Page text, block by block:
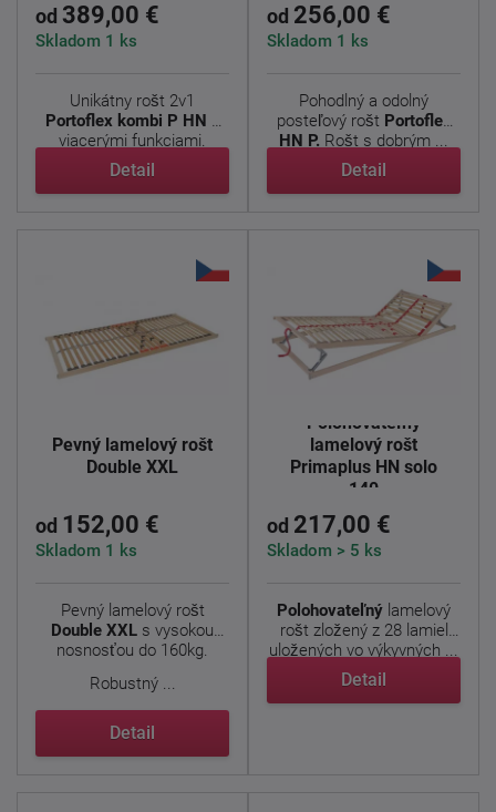
od 389,00 €
Skladom 1 ks
Unikátny rošt 2v1
Portoflex kombi P HN s
viacerými funkciami.
Ponúka ...
Detail
od 256,00 €
Skladom 1 ks
Pohodlný a odolný
posteľový rošt Portoflex
HN P. Rošt s dobrým ...
Detail
Pevný lamelový rošt
Double XXL
od 152,00 €
Skladom 1 ks
Pevný lamelový rošt
Double XXL s vysokou
nosnosťou do 160kg.
Robustný ...
Detail
Polohovateľný
lamelový rošt
Primaplus HN solo
140
od 217,00 €
Skladom > 5 ks
Polohovateľný lamelový
rošt zložený z 28 lamiel
uložených vo výkyvných ...
Detail